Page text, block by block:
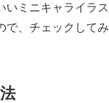
いミニキャライラ
で、チェックして